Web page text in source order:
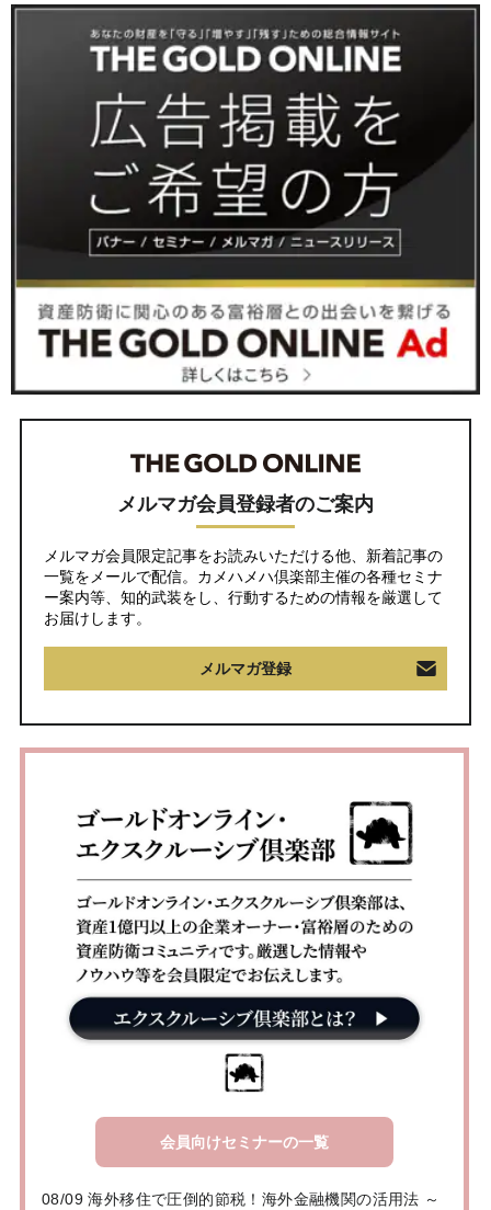
メルマガ会員登録者のご案内
メルマガ会員限定記事をお読みいただける他、新着記事の
一覧をメールで配信。カメハメハ倶楽部主催の各種セミナ
ー案内等、知的武装をし、行動するための情報を厳選して
お届けします。
メルマガ登録
会員向けセミナーの一覧
08/09 海外移住で圧倒的節税！海外金融機関の活用法 ～